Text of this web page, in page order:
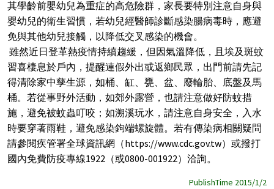
其學齡前嬰幼兒為重症的高危險群，家長要特別注意自身與
嬰幼兒的衛生習慣，若幼兒經醫師診斷感染腸病毒時，應避
免與其他幼兒接觸，以降低交叉感染的機會。
雖然近日登革熱疫情持續趨緩，但因氣溫降低，且埃及斑蚊
習喜棲息於戶內，提醒連假外出或返鄉民眾，出門前請先記
得清除家中孳生源，如桶、缸、甕、盆、廢輪胎、底盤及馬
桶。若從事野外活動，如郊外露營，也請注意做好防蚊措
施，避免被蚊蟲叮咬；如溯溪玩水，請注意自身安全，入水
時要穿著雨鞋，避免感染鉤端螺旋體。若有傳染病相關疑問
請參閱疾管署全球資訊網（https://www.cdc.gov.tw）或撥打
國內免費防疫專線1922（或0800-001922）洽詢。
PublishTime 2015/1/2